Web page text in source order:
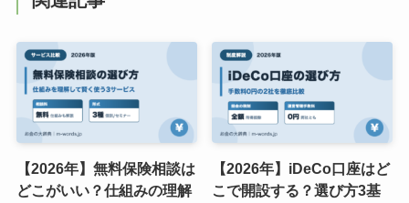
【2026年】無料保険相談は
どこがいい？仕組みの理解
【2026年】iDeCo口座はど
こで開設する？選び方3基